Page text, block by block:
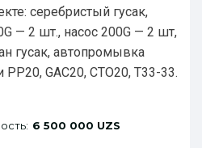
серебристый гусак,
— 2 шт., насос 200G — 2 шт,
гусак, автопромывка
GAC20, CTO20, T33-33.
6 500 000 UZS